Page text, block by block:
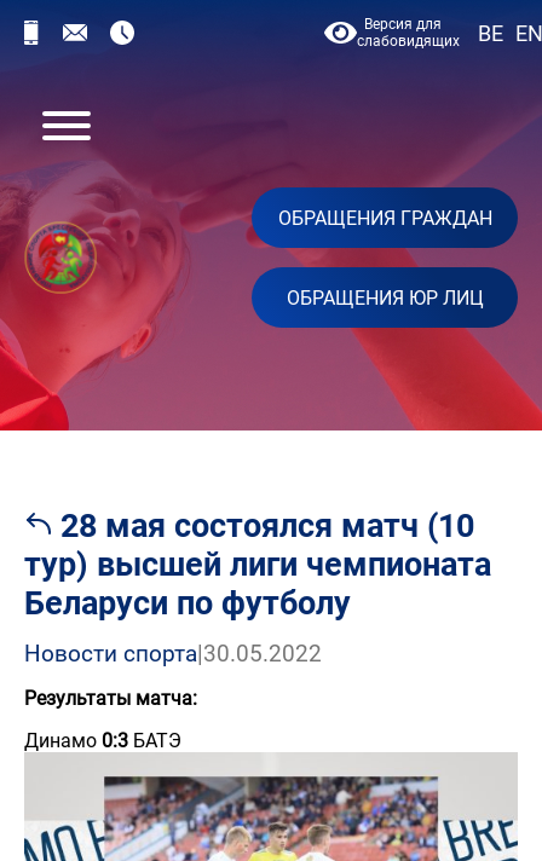
Версия для
слабовидящих
BE EN
ОБРАЩЕНИЯ ГРАЖДАН
ОБРАЩЕНИЯ ЮР ЛИЦ
28 мая состоялся матч (10
тур) высшей лиги чемпионата
Беларуси по футболу
Новости спорта|30.05.2022
Результаты матча:
Динамо 0:3 БАТЭ